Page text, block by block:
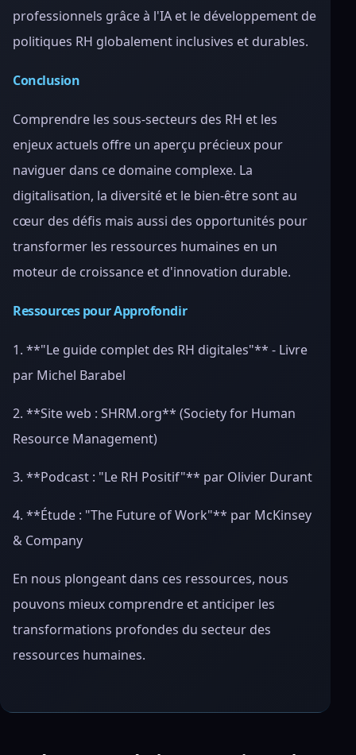
professionnels grâce à l'IA et le développement de
politiques RH globalement inclusives et durables.
Conclusion
Comprendre les sous-secteurs des RH et les
enjeux actuels offre un aperçu précieux pour
naviguer dans ce domaine complexe. La
digitalisation, la diversité et le bien-être sont au
cœur des défis mais aussi des opportunités pour
transformer les ressources humaines en un
moteur de croissance et d'innovation durable.
Ressources pour Approfondir
1. **"Le guide complet des RH digitales"** - Livre
par Michel Barabel
2. **Site web : SHRM.org** (Society for Human
Resource Management)
3. **Podcast : "Le RH Positif"** par Olivier Durant
4. **Étude : "The Future of Work"** par McKinsey
& Company
En nous plongeant dans ces ressources, nous
pouvons mieux comprendre et anticiper les
transformations profondes du secteur des
ressources humaines.